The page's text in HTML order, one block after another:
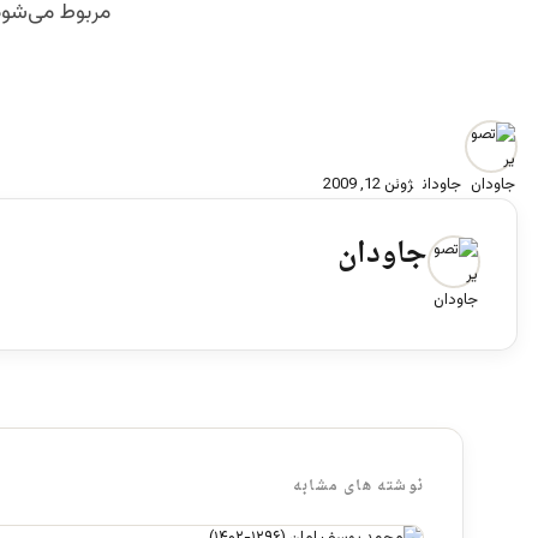
مربوط
جاودان ژوئن 12, 2009
جاودان
نوشته های مشابه